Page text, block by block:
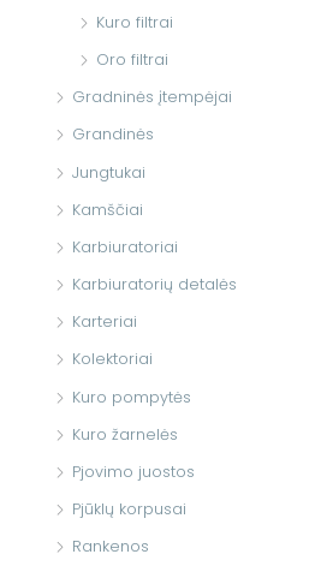
Kuro filtrai
Oro filtrai
Gradninės įtempėjai
Grandinės
Jungtukai
Kamščiai
Karbiuratoriai
Karbiuratorių detalės
Karteriai
Kolektoriai
Kuro pompytės
Kuro žarnelės
Pjovimo juostos
Pjūklų korpusai
Rankenos